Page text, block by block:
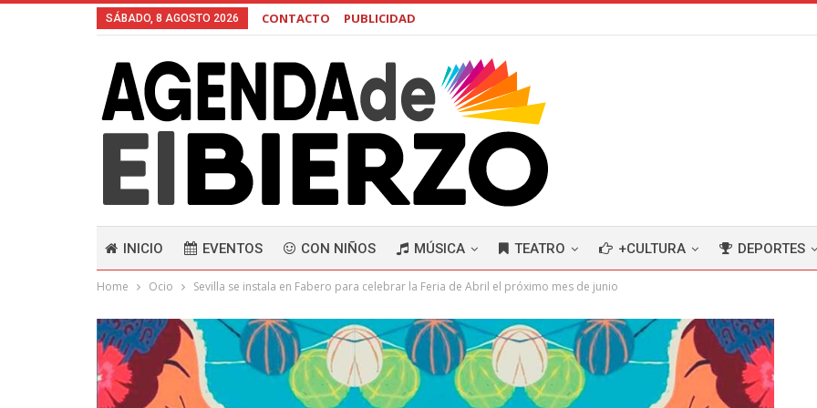
SÁBADO, 8 AGOSTO 2026 CONTACTO PUBLICIDAD
INICIO EVENTOS CON NIÑOS MÚSICA TEATRO +CULTURA DEPORTES
Home Ocio Sevilla se instala en Fabero para celebrar la Feria de Abril el próximo mes de junio